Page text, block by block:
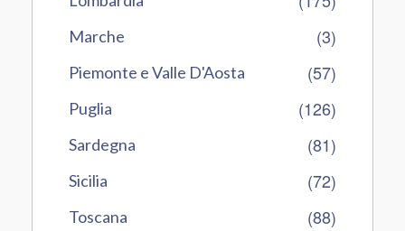
Marche (3)
Piemonte e Valle D'Aosta (57)
Puglia (126)
Sardegna (81)
Sicilia (72)
Toscana (88)